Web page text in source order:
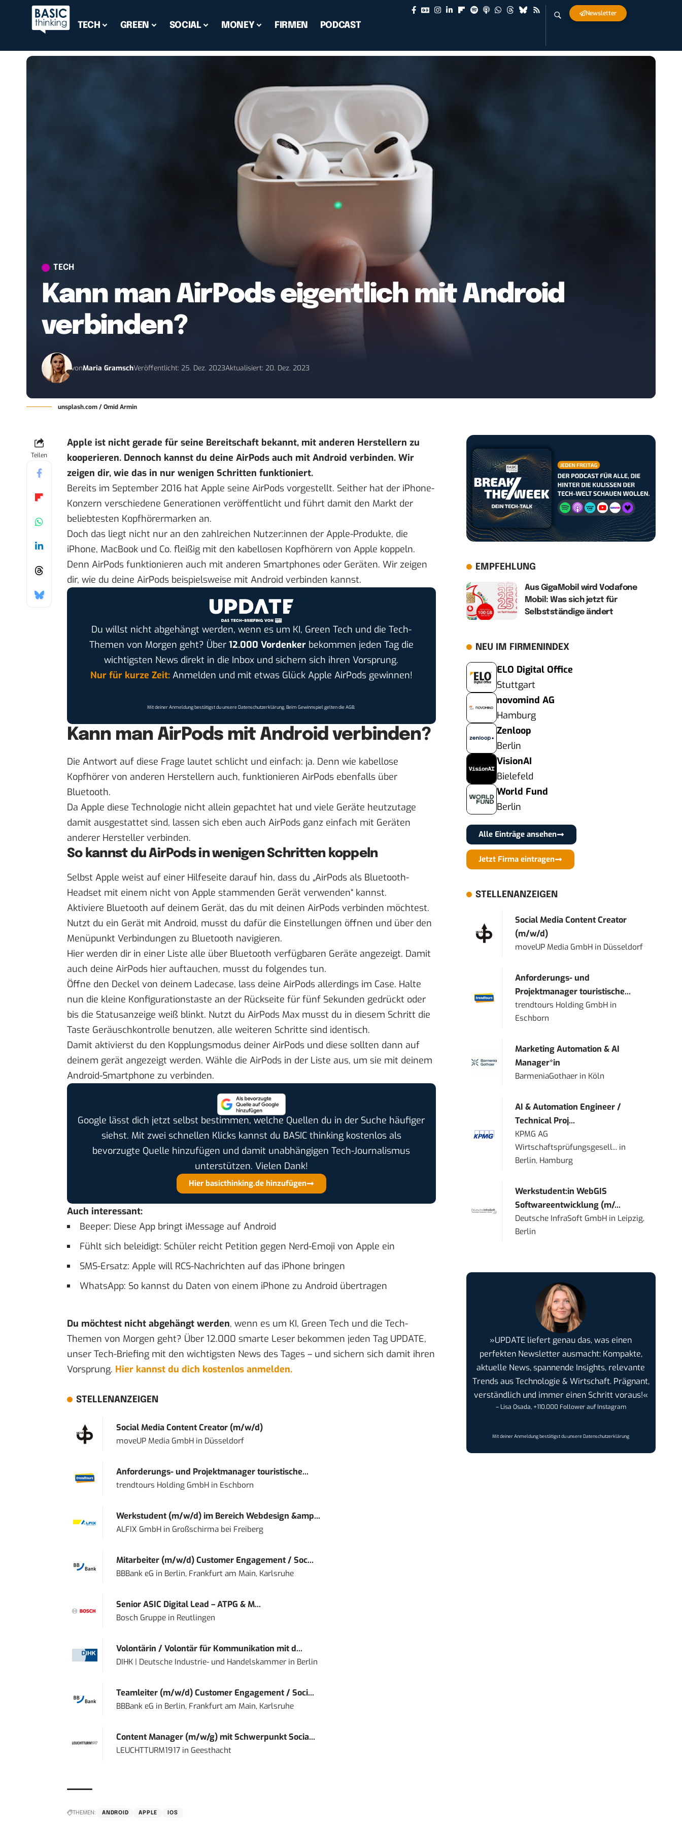
TECH GREEN SOCIAL MONEY FIRMEN PODCAST
Newsletter
TECH
Kann man AirPods eigentlich mit Android
verbinden?
vonMaria GramschVeröffentlicht: 25. Dez. 2023Aktualisiert: 20. Dez. 2023
unsplash.com / Omid Armin
Teilen
Apple ist nicht gerade für seine Bereitschaft bekannt, mit anderen Herstellern zu
kooperieren. Dennoch kannst du deine AirPods auch mit Android verbinden. Wir
zeigen dir, wie das in nur wenigen Schritten funktioniert.
Bereits im September 2016 hat Apple seine AirPods vorgestellt. Seither hat der iPhone-
Konzern verschiedene Generationen veröffentlicht und führt damit den Markt der
beliebtesten Kopfhörermarken an.
Doch das liegt nicht nur an den zahlreichen Nutzer:innen der Apple-Produkte, die
iPhone, MacBook und Co. fleißig mit den kabellosen Kopfhörern von Apple koppeln.
Denn AirPods funktionieren auch mit anderen Smartphones oder Geräten. Wir zeigen
dir, wie du deine AirPods beispielsweise mit Android verbinden kannst.
Du willst nicht abgehängt werden, wenn es um KI, Green Tech und die Tech-
Themen von Morgen geht? Über 12.000 Vordenkerbekommen jeden Tag die
wichtigsten News direkt in die Inbox und sichern sich ihren Vorsprung.
Nur für kurze Zeit:Anmelden und mit etwas Glück Apple AirPods gewinnen!
Mit deiner Anmeldung bestätigst du unsereDatenschutzerklärung. Beim Gewinnspiel gelten dieAGB.
Kann man AirPods mit Android verbinden?
Die Antwort auf diese Frage lautet schlicht und einfach: ja. Denn wie kabellose
Kopfhörer von anderen Herstellern auch, funktionieren AirPods ebenfalls über
Bluetooth.
Da Apple diese Technologie nicht allein gepachtet hat und viele Geräte heutzutage
damit ausgestattet sind, lassen sich eben auch AirPods ganz einfach mit Geräten
anderer Hersteller verbinden.
So kannst du AirPods in wenigen Schritten koppeln
Selbst Apple weist auf einer Hilfeseite darauf hin, dass du „AirPods als Bluetooth-
Headset mit einem nicht von Apple stammenden Gerät verwenden“ kannst.
Aktiviere Bluetooth auf deinem Gerät, das du mit deinen AirPods verbinden möchtest.
Nutzt du ein Gerät mit Android, musst du dafür die Einstellungen öffnen und über den
Menüpunkt Verbindungen zu Bluetooth navigieren.
Hier werden dir in einer Liste alle über Bluetooth verfügbaren Geräte angezeigt. Damit
auch deine AirPods hier auftauchen, musst du folgendes tun.
Öffne den Deckel von deinem Ladecase, lass deine AirPods allerdings im Case. Halte
nun die kleine Konfigurationstaste an der Rückseite für fünf Sekunden gedrückt oder
bis die Statusanzeige weiß blinkt. Nutzt du AirPods Max musst du in diesem Schritt die
Taste Geräuschkontrolle benutzen, alle weiteren Schritte sind identisch.
Damit aktivierst du den Kopplungsmodus deiner AirPods und diese sollten dann auf
deinem gerät angezeigt werden. Wähle die AirPods in der Liste aus, um sie mit deinem
Android-Smartphone zu verbinden.
Google lässt dich jetzt selbst bestimmen, welche Quellen du in der Suche häufiger
siehst. Mit zwei schnellen Klicks kannst du BASIC thinking kostenlos als
bevorzugte Quelle hinzufügen und damit unabhängigen Tech-Journalismus
unterstützen. Vielen Dank!
Hier basicthinking.de hinzufügen
Auch interessant:
Beeper: Diese App bringt iMessage auf Android
Fühlt sich beleidigt: Schüler reicht Petition gegen Nerd-Emoji von Apple ein
SMS-Ersatz: Apple will RCS-Nachrichten auf das iPhone bringen
WhatsApp: So kannst du Daten von einem iPhone zu Android übertragen
Du möchtest nicht abgehängt werden, wenn es um KI, Green Tech und die Tech-
Themen von Morgen geht? Über 12.000 smarte Leser bekommen jeden Tag UPDATE,
unser Tech-Briefing mit den wichtigsten News des Tages – und sichern sich damit ihren
Vorsprung. Hier kannst du dich kostenlos anmelden.
STELLENANZEIGEN
Social Media Content Creator (m/w/d)
moveUP Media GmbHin Düsseldorf
Anforderungs- und Projektmanager touristische...
trendtours Holding GmbHin Eschborn
Werkstudent (m/w/d) im Bereich Webdesign &amp...
ALFIX GmbHin Großschirma bei Freiberg
Mitarbeiter (m/w/d) Customer Engagement / Soc...
BBBank eG in Berlin, Frankfurt am Main, Karlsruhe
Senior ASIC Digital Lead – ATPG & M...
Bosch Gruppein Reutlingen
Volontärin / Volontär für Kommunikation mit d...
DIHK | Deutsche Industrie- und Handelskammerin Berlin
Teamleiter (m/w/d) Customer Engagement / Soci...
BBBank eG in Berlin, Frankfurt am Main, Karlsruhe
Content Manager (m/w/g) mit Schwerpunkt Socia...
LEUCHTTURM1917in Geesthacht
THEMEN: ANDROID APPLE IOS
EMPFEHLUNG
Aus GigaMobil wird Vodafone
Mobil: Was sich jetzt für
Selbstständige ändert
NEU IM FIRMENINDEX
ELO Digital Office
Stuttgart
novomind AG
Hamburg
Zenloop
Berlin
VisionAI
Bielefeld
World Fund
Berlin
Alle Einträge ansehen
Jetzt Firma eintragen
STELLENANZEIGEN
Social Media Content Creator
(m/w/d)
moveUP Media GmbH in Düsseldorf
Anforderungs- und
Projektmanager touristische...
trendtours Holding GmbH in
Eschborn
Marketing Automation & AI
Manager*in
BarmeniaGothaer in Köln
AI & Automation Engineer /
Technical Proj...
KPMG AG
Wirtschaftsprüfungsgesell... in
Berlin, Hamburg
Werkstudent:in WebGIS
Softwareentwicklung (m/...
Deutsche InfraSoft GmbH in Leipzig,
Berlin
»UPDATE liefert genau das, was einen
perfekten Newsletter ausmacht: Kompakte,
aktuelle News, spannende Insights, relevante
Trends aus Technologie & Wirtschaft. Prägnant,
verständlich und immer einen Schritt voraus!«
– Lisa Osada, +110.000 Follower auf Instagram
Mit deiner Anmeldung bestätigst du unsereDatenschutzerklärung